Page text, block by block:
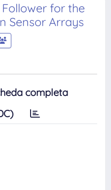
for the
Sensor Arrays
completa